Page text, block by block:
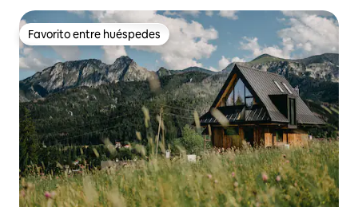
Favorito entre huéspedes
Favorito entre huéspedes